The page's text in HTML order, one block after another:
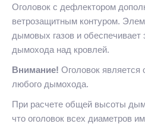
Оголовок с дефлектором
ветрозащитным контуром.
дымовых газов и
дымохода над кровлей.
Внимание! Оголовок
любого дымохода.
При расчете общей высоты
что оголовок всех диаметров